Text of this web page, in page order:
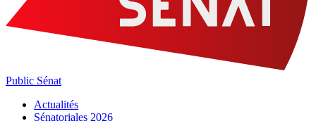
Public Sénat
Actualités
Sénatoriales 2026